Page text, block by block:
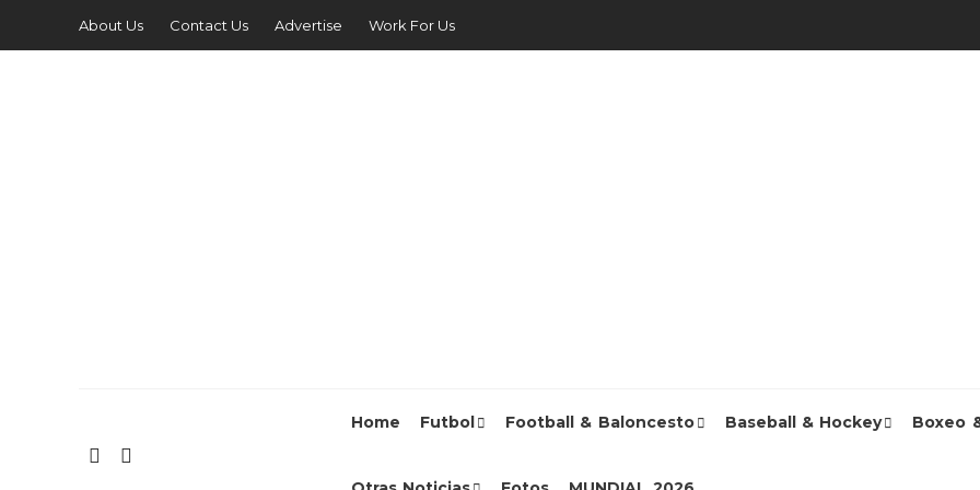
About Us Contact Us Advertise Work For Us
Home Futbol Football & Baloncesto Baseball & Hockey Boxeo